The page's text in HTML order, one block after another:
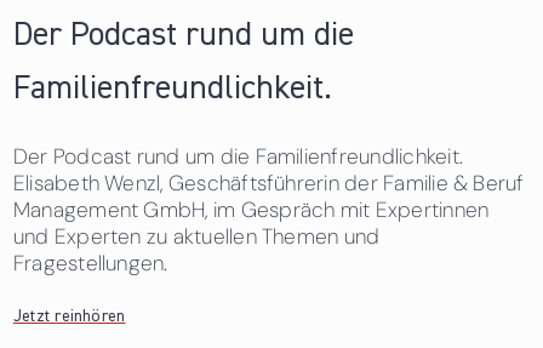
Der Podcast rund um die
Familienfreundlichkeit.
Der Podcast rund um die Familienfreundlichkeit.
Elisabeth Wenzl, Geschäftsführerin der Familie & Beruf
Management GmbH, im Gespräch mit Expertinnen
und Experten zu aktuellen Themen und
Fragestellungen.
Jetzt reinhören